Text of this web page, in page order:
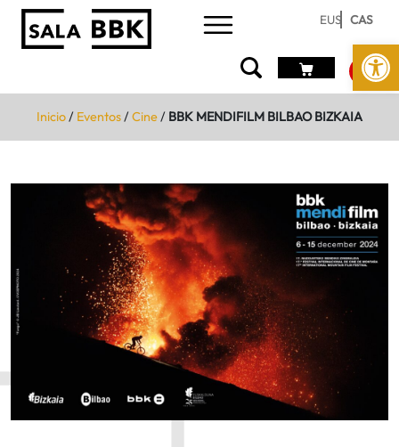
Abrir
EUS CAS
Inicio/ Eventos/Cine/ BBK MENDIFILM BILBAO BIZKAIA